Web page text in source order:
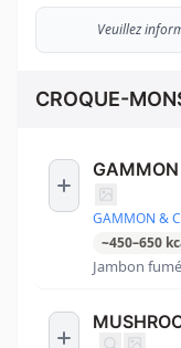
Veuillez
CROQUE-
GAMMON
GAMMON &
~450–650
Jambon